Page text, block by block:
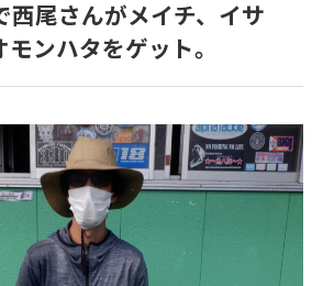
西尾さんがメイチ、イサ
ンハタをゲット。